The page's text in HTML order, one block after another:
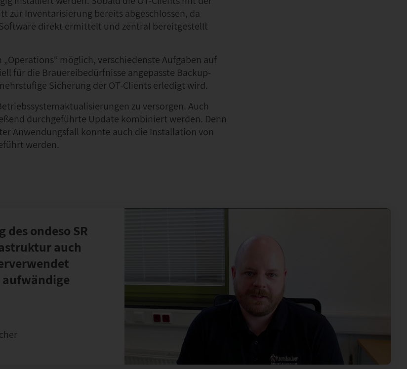
zur Inventarisierung bereits abgeschlossen, da
direkt ermittelt und zentral bereitgestellt
möglich, verschiedenste Aufgaben auf
für die Brauereibedürfnisse angepasste Backup-
Sicherung der OT-Clients erledigt wird.
zu versorgen. Auch
durchgeführte Update kombiniert werden. Denn
Anwendungsfall konnte auch die Installation von
werden.
ondeso SR
auch